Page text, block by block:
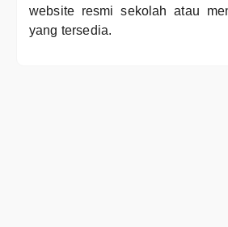
website resmi sekolah atau
yang tersedia.